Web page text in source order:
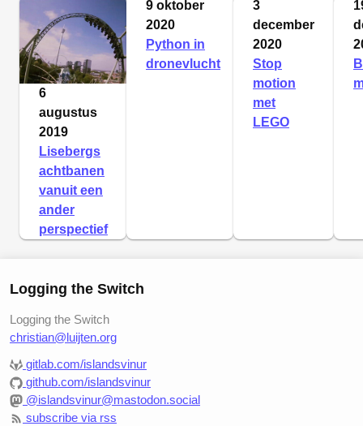
6
augustus
2019
Lisebergs
achtbanen
vanuit een
ander
perspectief
9 oktober
2020
Python in
dronevlucht
3
december
2020
Stop
motion
met
LEGO
Logging the Switch
Logging the Switch
christian@luijten.org
gitlab.com/islandsvinur
github.com/islandsvinur
@islandsvinur@mastodon.social
subscribe via rss